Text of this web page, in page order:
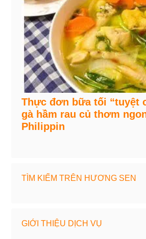
Thực đơn bữa tối “tuyệt
gà hầm rau củ thơm
Philippin
TÌM KIẾM TRÊN HƯƠNG SEN
GIỚI THIỆU DỊCH VỤ